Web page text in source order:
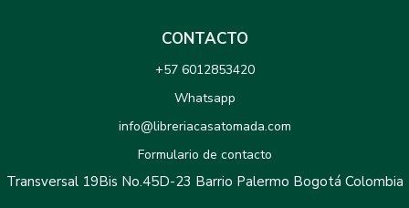
CONTACTO
+57 6012853420
Whatsapp
info@libreriacasatomada.com
Formulario de contacto
Transversal 19Bis No.45D-23 Barrio Palermo Bogotá Colombia